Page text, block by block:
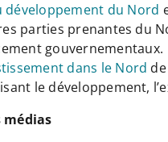
développement du Nord
parties prenantes du
gouvernementaux.
dans le Nord
le développement,
médias